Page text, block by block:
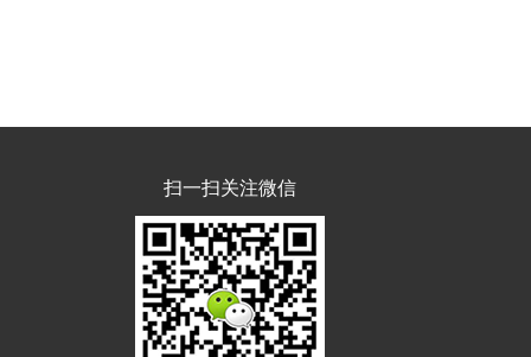
扫一扫关注微信